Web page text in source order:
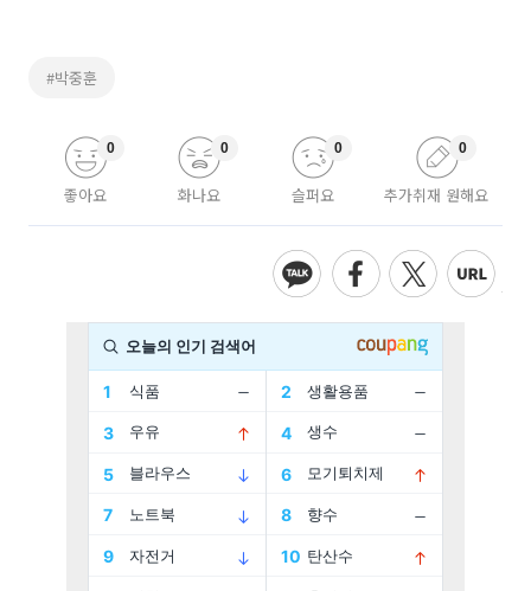
#박중훈
좋아요
0
화나요
0
슬퍼요
0
추가취재 원해요
0